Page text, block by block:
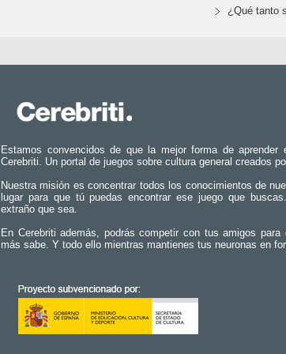
¿Qué tanto
Estamos convencidos de que la mejor forma de aprender
Cerebriti. Un portal de juegos sobre cultura general creados
Nuestra misión es concentrar todos los conocimientos de
lugar para que tú puedas encontrar ese juego que
extraño que sea.
En Cerebriti además, podrás competir con tus amigos
más sabe. Y todo ello mientras mantienes tus neuronas en